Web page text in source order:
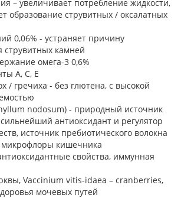
– увеличивает потребление жидкости,
образование струвитных / оксалатных
0,06% - устраняет причину
струвитных камней
омега-3 0,6%
A, C, E
/ гречиха - без глютена, с высокой
nodosum) - природный источник
антиоксидант и регулятор
источник пребиотического волокна
микрофлоры кишечника
свойства, иммунная
Vaccinium vitis-idaea – cranberries,
мочевых путей